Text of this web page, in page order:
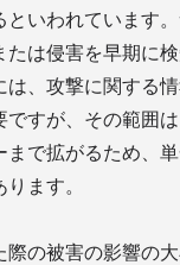
といわれています
たは侵害を早期に
は、攻撃に関する
ですが、その範囲
まで拡がるため、
ます。
際の被害の影響の